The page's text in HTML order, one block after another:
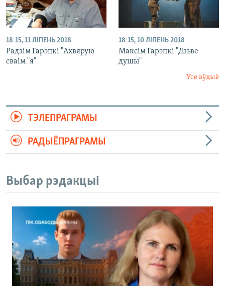
18:15, 11 ЛІПЕНЬ 2018
Радзім Гарэцкі "Ахвярую
сваім "я"
18:15, 10 ЛІПЕНЬ 2018
Максім Гарэцкі "Дзьве
душы"
Усе аўдыё
ТЭЛЕПРАГРАМЫ
РАДЫЁПРАГРАМЫ
Выбар рэдакцыі